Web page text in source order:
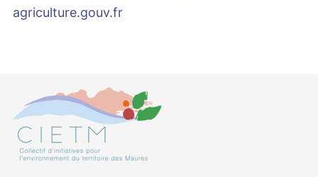
agriculture.gouv.fr